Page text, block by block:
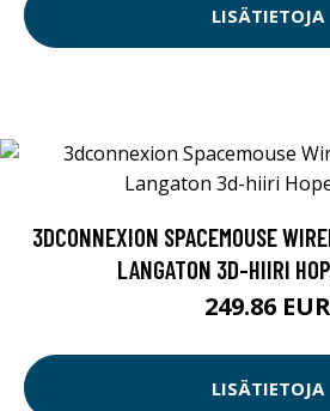
LISÄTIETOJA
3DCONNEXION SPACEMOUSE
LANGATON 3D-HIIRI
249.86 EUR
LISÄTIETOJA